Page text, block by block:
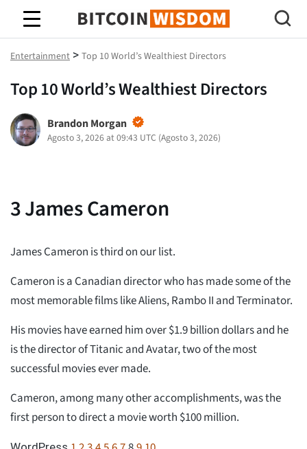
Sabedoria do Bitcoin
Entertainment > Top 10 World’s Wealthiest Directors
Top 10 World’s Wealthiest Directors
Brandon Morgan
Agosto 3, 2026 at 09:43 UTC (Agosto 3, 2026)
3James Cameron
James Cameron is third on our list.
Cameron is a Canadian director who has made some of the
most memorable films like Aliens, Rambo II and Terminator.
His movies have earned him over $1.9 billion dollars and he
is the director of Titanic and Avatar, two of the most
successful movies ever made.
Cameron, among many other accomplishments, was the
first person to direct a movie worth $100 million.